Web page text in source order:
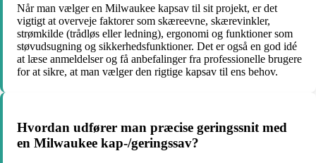
Når man vælger en Milwaukee kapsav til sit projekt, er det
vigtigt at overveje faktorer som skæreevne, skærevinkler,
strømkilde (trådløs eller ledning), ergonomi og funktioner som
støvudsugning og sikkerhedsfunktioner. Det er også en god idé
at læse anmeldelser og få anbefalinger fra professionelle brugere
for at sikre, at man vælger den rigtige kapsav til ens behov.
Hvordan udfører man præcise geringssnit med
en Milwaukee kap-/geringssav?